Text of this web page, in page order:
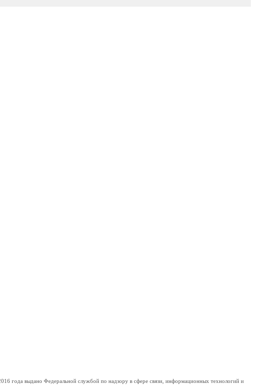
выдано Федеральной службой по надзору в сфере связи, информационных технологий и